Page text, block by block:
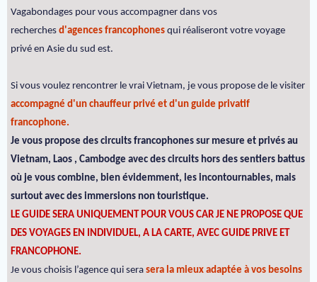
Vagabondages pour vous accompagner dans vos
recherches d'agences francophones qui réaliseront votre voyage
privé en Asie du sud est.
Si vous voulez rencontrer le vrai Vietnam, je vous propose de le visiter
accompagné d'un chauffeur privé et d'un guide privatif
francophone.
Je vous propose des circuits francophones sur mesure et privés au
Vietnam, Laos , Cambodge avec des circuits hors des sentiers battus
où je vous combine, bien évidemment, les incontournables, mais
surtout avec des immersions non touristique.
LE GUIDE SERA UNIQUEMENT POUR VOUS CAR JE NE PROPOSE QUE
DES VOYAGES EN INDIVIDUEL, A LA CARTE, AVEC GUIDE PRIVE ET
FRANCOPHONE.
Je vous choisis l’agence qui sera sera la mieux adaptée à vos besoins